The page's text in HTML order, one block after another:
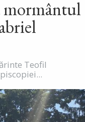
mormântul
Teofil